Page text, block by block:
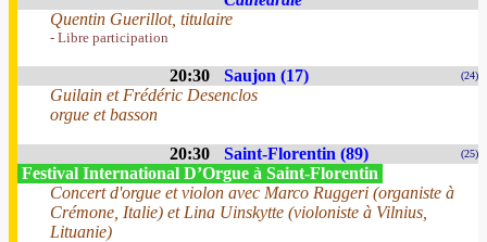
Quentin Guerillot, titulaire
- Libre participation
20:30 Saujon (17) (24)
Guilain et Frédéric Desenclos
orgue et basson
20:30 Saint-Florentin (89) (25)
Festival International D’Orgue à Saint-Florentin
Concert d'orgue et violon avec Marco Ruggeri (organiste à
Crémone, Italie) et Lina Uinskytte (violoniste à Vilnius,
Lituanie)